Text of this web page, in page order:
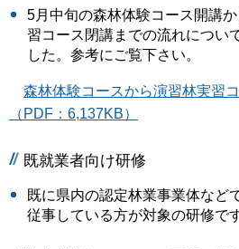
5月中旬の森林体験コース開講
習コース閉講までの流れについ
した。参考にご覧下さい。
森林体験コースから演習林実習
（PDF：6,137KB）
既就業者向け研修
既に県内の認定林業事業体など
従事している方が対象の研修です